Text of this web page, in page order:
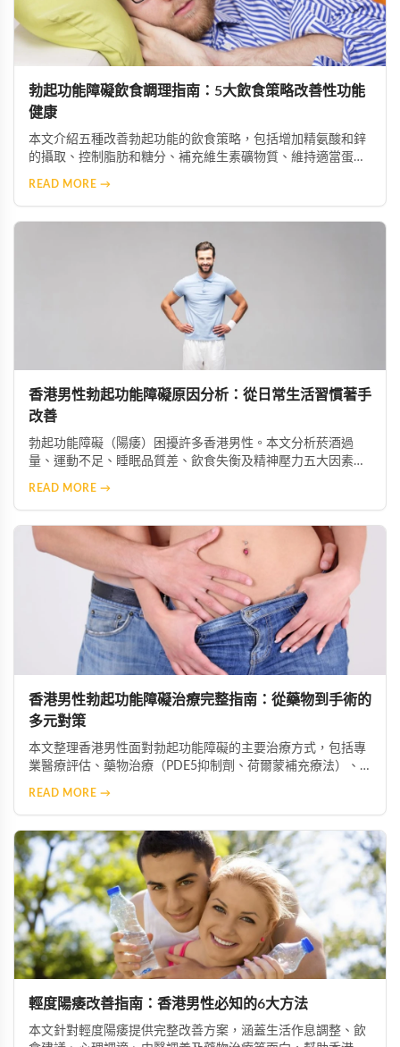
勃起功能障礙飲食調理指南：5大飲食策略改善性功能
健康
本文介紹五種改善勃起功能的飲食策略，包括增加精氨酸和鋅
的攝取、控制脂肪和糖分、補充維生素礦物質、維持適當蛋白
READ MORE →
香港男性勃起功能障礙原因分析：從日常生活習慣著手
改善
勃起功能障礙（陽痿）困擾許多香港男性。本文分析菸酒過
量、運動不足、睡眠品質差、飲食失衡及精神壓力五大因素如
READ MORE →
香港男性勃起功能障礙治療完整指南：從藥物到手術的
多元對策
本文整理香港男性面對勃起功能障礙的主要治療方式，包括專
業醫療評估、藥物治療（PDE5抑制劑、荷爾蒙補充療法）、
案。
READ MORE →
輕度陽痿改善指南：香港男性必知的6大方法
本文針對輕度陽痿提供完整改善方案，涵蓋生活作息調整、飲